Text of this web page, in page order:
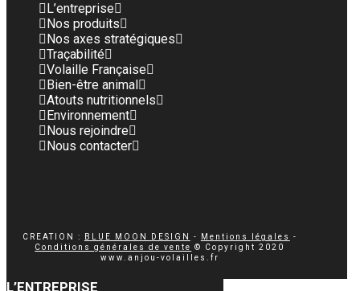
L’entreprise
Nos produits
Nos axes stratégiques
Traçabilité
Volaille Française
Bien-être animal
Atouts nutritionnels
Environnement
Nous rejoindre
Nous contacter
CREATION : BLUE MOON DESIGN - Mentions légales
-
Conditions générales de vente © Copyright 2020
www.anjou-volailles.fr
L’ENTREPRISE